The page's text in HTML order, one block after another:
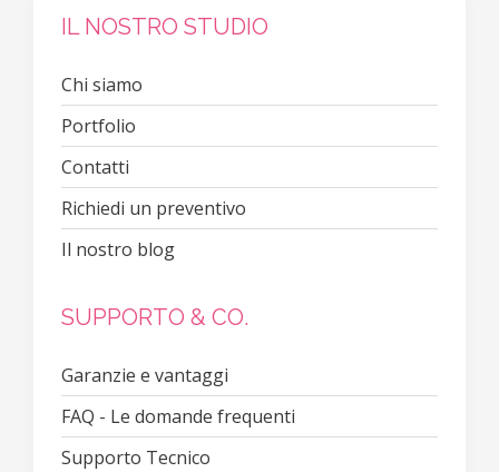
IL NOSTRO STUDIO
Chi siamo
Portfolio
Contatti
Richiedi un preventivo
Il nostro blog
SUPPORTO & CO.
Garanzie e vantaggi
FAQ - Le domande frequenti
Supporto Tecnico